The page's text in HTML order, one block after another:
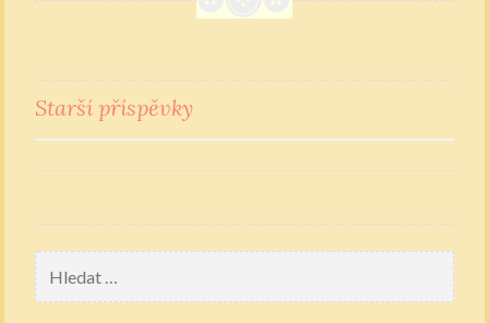
Navigace
příspěvky
Starší příspěvky